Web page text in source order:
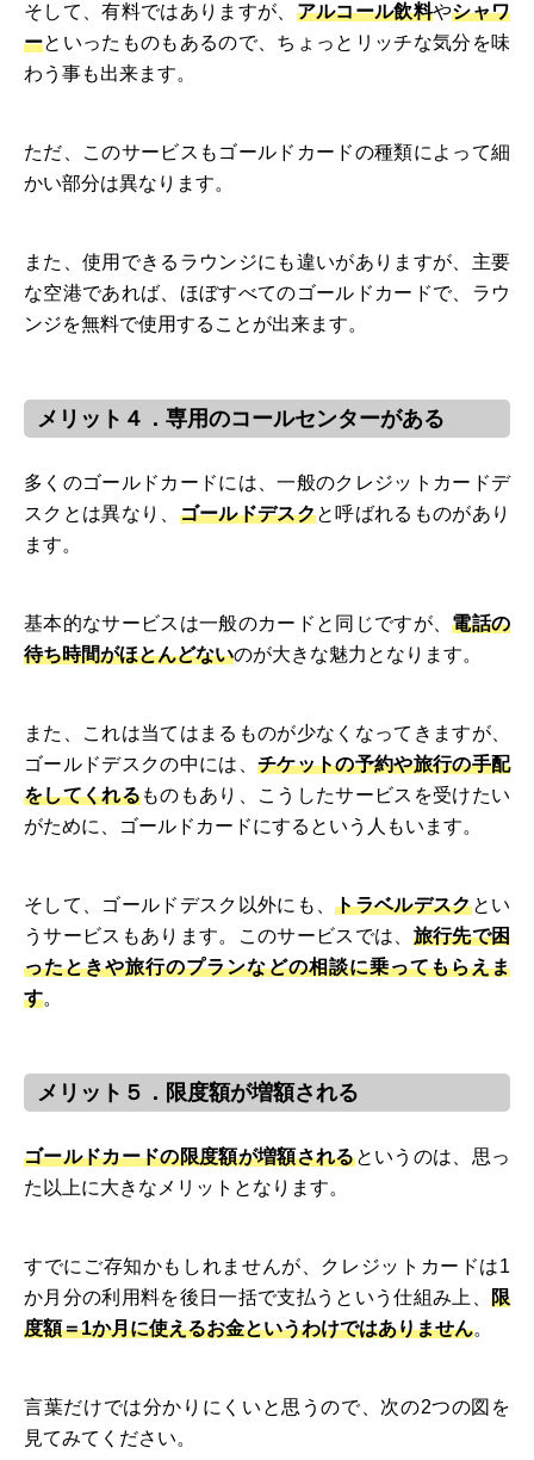
そして、有料ではありますが、 アルコール飲料やシャワ
ーといったものもあるので、ちょっとリッチな気分を味
わう事も出来ます。
ただ、このサービスもゴールドカードの種類によって細
かい部分は異なります。
また、使用できるラウンジにも違いがありますが、主要
な空港であれば、ほぼすべてのゴールドカードで、ラウ
ンジを無料で使用することが出来ます。
メリット４．専用のコールセンターがある
多くのゴールドカードには、一般のクレジットカードデ
スクとは異なり、 ゴールドデスクと呼ばれるものがあり
ます。
基本的なサービスは一般のカードと同じですが、電話の
待ち時間がほとんどないのが大きな魅力となります。
また、これは当てはまるものが少なくなってきますが、
ゴールドデスクの中には、 チケットの予約や旅行の手配
をしてくれるものもあり、こうしたサービスを受けたい
がために、ゴールドカードにするという人もいます。
そして、ゴールドデスク以外にも、トラベルデスクとい
うサービスもあります。このサービスでは、 旅行先で困
ったときや旅行のプランなどの相談に乗ってもらえま
す。
メリット５．限度額が増額される
ゴールドカードの限度額が増額されるというのは、思っ
た以上に大きなメリットとなります。
すでにご存知かもしれませんが、クレジットカードは1
か月分の利用料を後日一括で支払うという仕組み上、 限
度額＝1か月に使えるお金というわけではありません。
言葉だけでは分かりにくいと思うので、次の2つの図を
見てみてください。